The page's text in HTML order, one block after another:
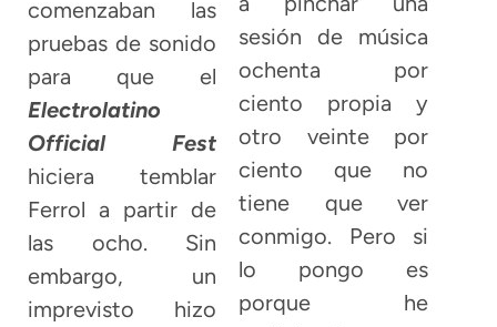
comenzaban las
pruebas de sonido
para que el
Electrolatino
Official Fest
hiciera temblar
Ferrol a partir de
las ocho. Sin
embargo, un
imprevisto hizo
sesión de música
ochenta por
ciento propia y
otro veinte por
ciento que no
tiene que ver
conmigo. Pero si
lo pongo es
porque he